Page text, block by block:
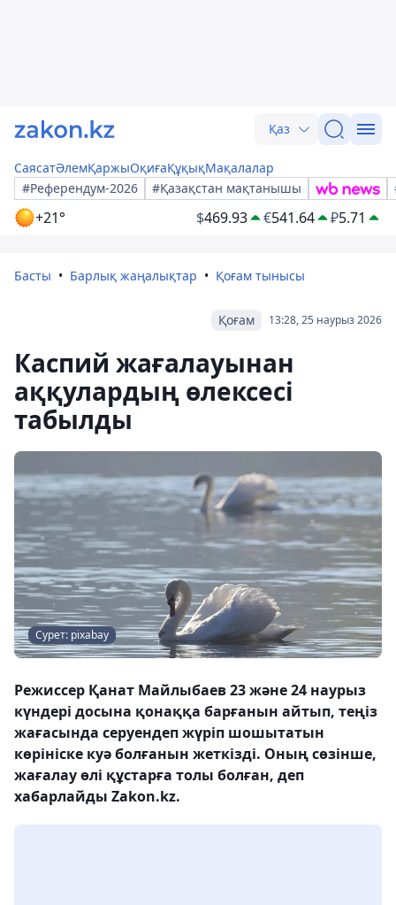
Қаз
СаясатӘлемҚаржыОқиғаҚұқықМақалалар
#Референдум-2026
#Қазақстан мақтанышы
+21° $469.93 €541.64 ₽5.71
Басты Барлық жаңалықтар Қоғам тынысы
13:28, 25 наурыз 2026
Қоғам
Каспий жағалауынан
аққулардың өлексесі
табылды
Сурет: pixabay
Режиссер Қанат Майлыбаев 23 және 24 наурыз
күндері досына қонаққа барғанын айтып, теңіз
жағасында серуендеп жүріп шошытатын
көрініске куә болғанын жеткізді. Оның сөзінше,
жағалау өлі құстарға толы болған, деп
хабарлайды Zakon.kz.